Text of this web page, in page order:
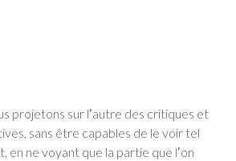
projetons sur lʼautre des critiques et
sans être capables de le voir tel
en ne voyant que la partie que lʼon